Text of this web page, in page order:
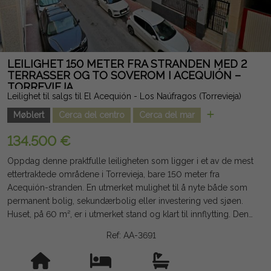
inkludert. Informasjonen som gis er indikativ og ikke juridisk
bindende, og kan inneholde feil.
LEILIGHET 150 METER FRA STRANDEN MED 2
TERRASSER OG TO SOVEROM I ACEQUIÓN –
TORREVIEJA
Leilighet til salgs til El Acequión - Los Naúfragos (Torrevieja)
Møblert
Cerca del centro Cerca del mar
134.500 €
Oppdag denne praktfulle leiligheten som ligger i et av de mest
ettertraktede områdene i Torrevieja, bare 150 meter fra
Acequión-stranden. En utmerket mulighet til å nyte både som
permanent bolig, sekundærbolig eller investering ved sjøen.
Huset, på 60 m², er i utmerket stand og klart til innflytting. Den
en svært funksjonell planløsning som utnytter hvert rom til det
vestvendt balkong, perfekt for å nyte ettermiddagssolen, og en
Ref: AA-3691